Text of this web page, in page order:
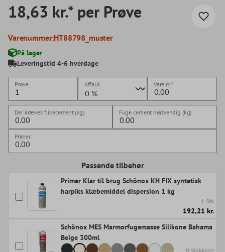
18,63 kr.* per Prøve
Varenummer:HT88798_muster
På lager
Leveringstid 4-6 hverdage
Prøve Affald Vare m²
Der kræves flisecement (kg) Fuge cement nødvendig (kg)
Primer
Passende tilbehør
Primer Klar til brug Schönox KH FIX syntetisk
harpiks klæbemiddel dispersion 1 kg
1 Stk
192,21 kr.
Schönox MES Marmorfugemasse Silikone Bahama
Beige 300ml
0 Stykke(r)